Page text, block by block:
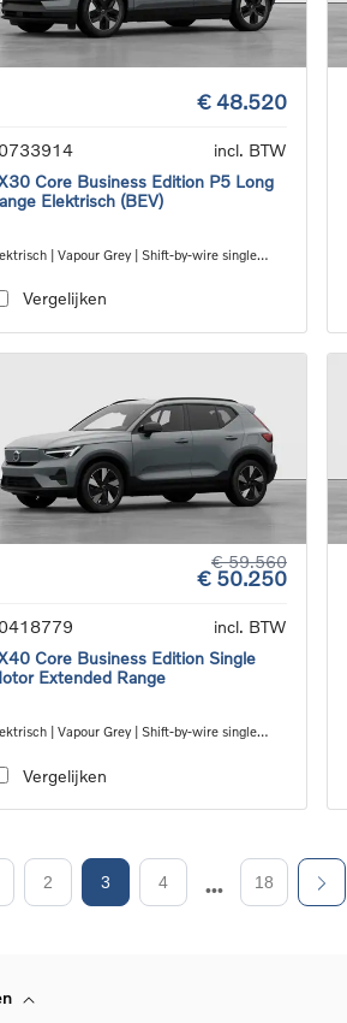
€ 48.520
incl. BTW
Core Business Edition P5 Long
Elektrisch (BEV)
| Vapour Grey | Shift-by-wire single
Vergelijken
€ 59.560
€ 50.250
incl. BTW
Core Business Edition Single
Extended Range
| Vapour Grey | Shift-by-wire single
Vergelijken
2 3 4 18